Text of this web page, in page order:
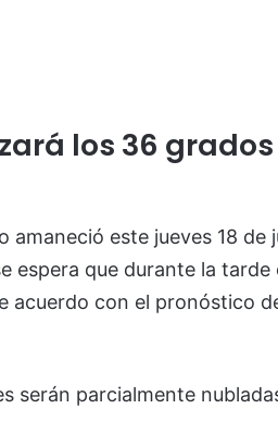
los 36
este jueves 18 de
espera que durante la tarde
acuerdo con el pronóstico
serán parcialmente